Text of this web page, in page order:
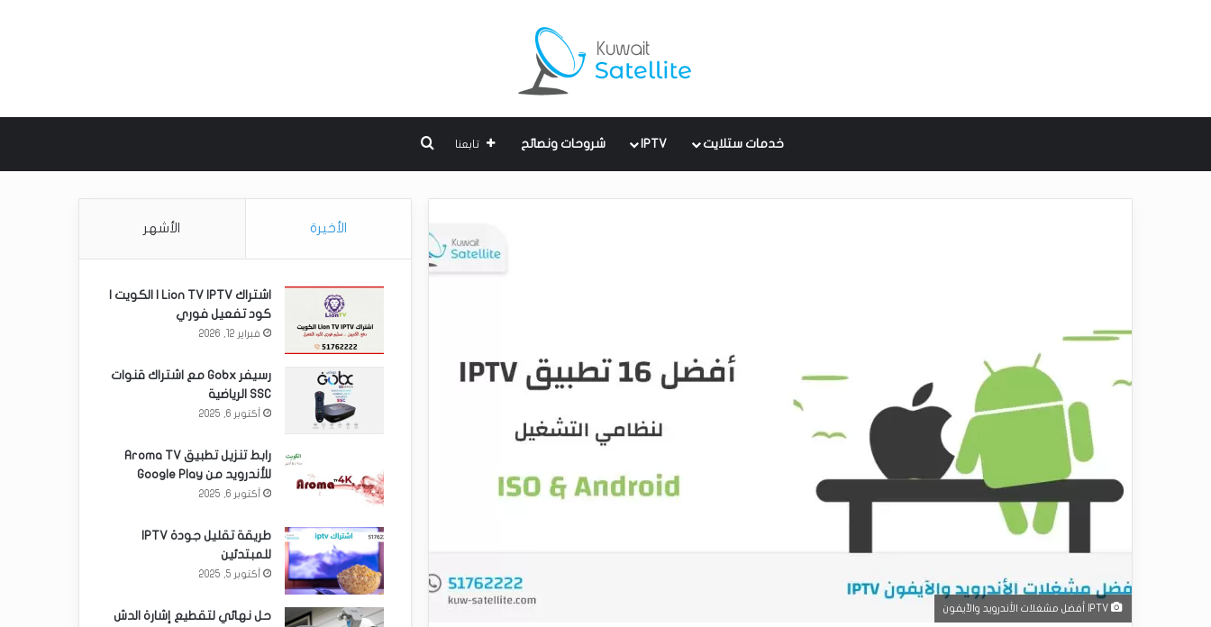
خدمات ستلايت IPTV شروحات ونصائح تابعنا بحث عن
الأخيرة الأشهر
اشتراك Lion TV IPTV | الكويت |
كود تفعيل فوري
فبراير 12, 2026
رسيفر Gobx مع اشتراك قنوات
SSC الرياضية
أكتوبر 6, 2025
رابط تنزيل تطبيق Aroma TV
للأندرويد من Google Play
أكتوبر 6, 2025
طريقة تقليل جودة IPTV
للمبتدئين
أكتوبر 5, 2025
حل نهائي لتقطيع إشارة الدش